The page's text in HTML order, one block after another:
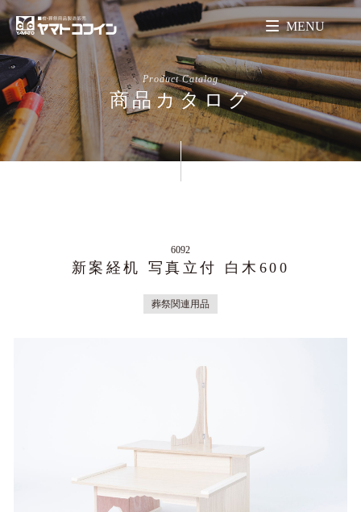
MENU
Product Catalog
商品カタログ
6092
新案経机 写真立付 白木600
葬祭関連用品